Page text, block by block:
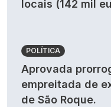
locais (142 mil
POLÍTICA
Aprovada
empreitada de
de São Roque.